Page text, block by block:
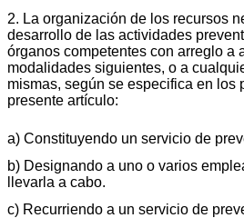
2. La organización de los recursos
desarrollo de las actividades
órganos competentes con arreglo a
modalidades siguientes, o a
mismas, según se especifica en los
presente artículo:
a) Constituyendo un servicio de
b) Designando a uno o varios
llevarla a cabo.
c) Recurriendo a un servicio de